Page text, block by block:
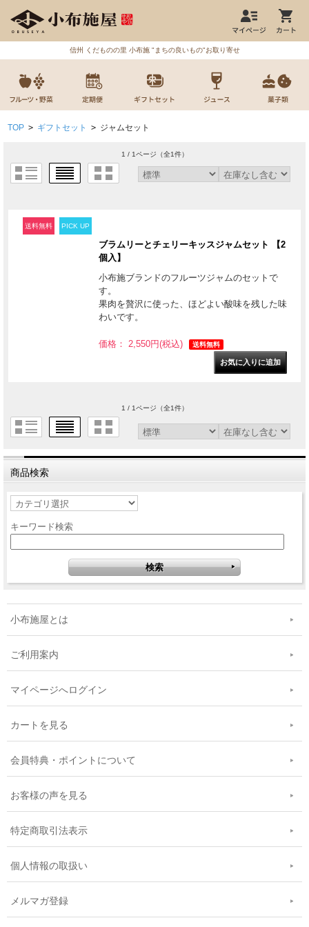
信州 くだものの里 小布施 "まちの良いもの"お取り寄せ
TOP > ギフトセット > ジャムセット
1 / 1ページ （全1件）
送料無料 PICK UP
ブラムリーとチェリーキッスジャムセット 【2
個入】
小布施ブランドのフルーツジャムのセットで
す。
果肉を贅沢に使った、ほどよい酸味を残した味
わいです。
価格： 2,550円(税込) 送料無料
1 / 1ページ （全1件）
商品検索
キーワード検索
小布施屋とは
ご利用案内
マイページへログイン
カートを見る
会員特典・ポイントについて
お客様の声を見る
特定商取引法表示
個人情報の取扱い
メルマガ登録